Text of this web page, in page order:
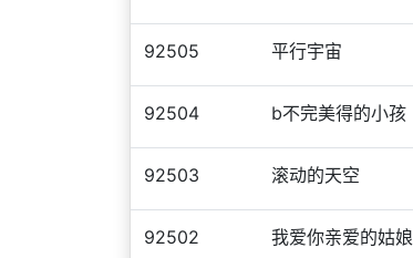
92505 平行宇宙
92504 b不完美得的小孩
92503 滚动的天空
92502 我爱你亲爱的姑娘